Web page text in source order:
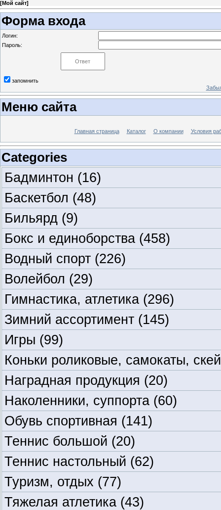
[Мой сайт]
Форма входа
Логин:
Пароль:
запомнить
Меню сайта
Главная страница Каталог О компании Условия
Categories
Бадминтон (16)
Баскетбол (48)
Бильярд (9)
Бокс и единоборства (458)
Водный спорт (226)
Волейбол (29)
Гимнастика, атлетика (296)
Зимний ассортимент (145)
Игры (99)
Коньки роликовые, самокаты,
Наградная продукция (20)
Наколенники, суппорта (60)
Обувь спортивная (141)
Теннис большой (20)
Теннис настольный (62)
Туризм, отдых (77)
Тяжелая атлетика (43)